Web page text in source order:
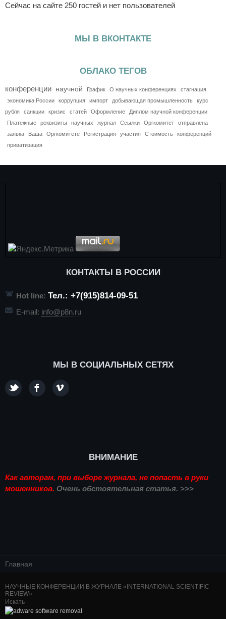
Сейчас на сайте 250 гостей и нет пользователей
МЫ В ВКОНТАКТЕ
ОБЛАКО ТЕГОВ
конференции научной График О научных конференциях
стагнация
экономика России
коррупция импорт добывающая промышленность
курс
рубля
санкции кризис статей Оформление
Диплом научной конференции
Платежные
реквизиты научных журнал Ссылки Оргкомитет
отправлена
заявка
Ваша Оргкомитете Регистрация участия Стоимость
конференций
приватизация
КОНТАКТЫ В РОССИИ
Hot line: Тел.: +7(915)814-09-51
E-mail: info@p8n.ru
МЫ В СОЦИАЛЬНЫХ СЕТЯХ
ВНИМАНИЕ
Как авторам, при выборе журнала, не попасть в руки
мошенников. Очень обстоятельная статья. >>>
Главная
НАУЧНЫЕ КОНФЕРЕНЦИИ В ЖУРНАЛЕ «INTERNATIONAL SCIENTIFIC
REVIEW»
Искать